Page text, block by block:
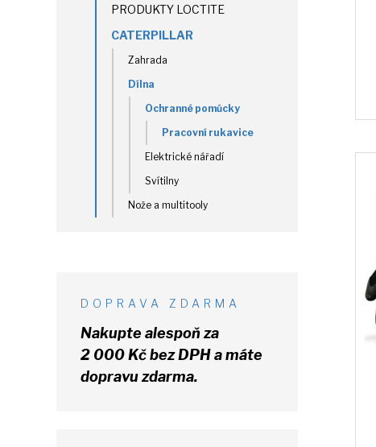
PRODUKTY LOCTITE
CATERPILLAR
Zahrada
Dílna
Ochranné pomůcky
Pracovní rukavice
Elektrické nářadí
Svítilny
Nože a multitooly
DOPRAVA ZDARMA
Nakupte alespoň za
2 000 Kčbez DPHa máte
dopravu zdarma.